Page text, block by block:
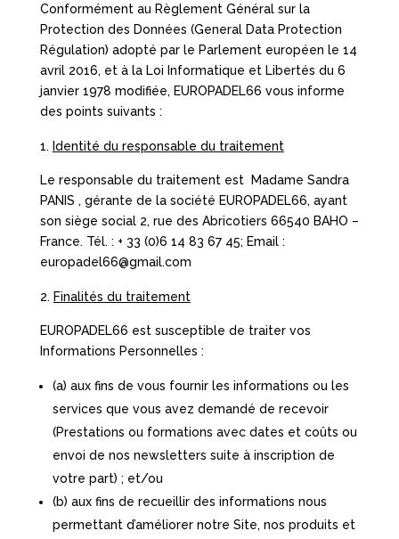
Conformément au Règlement Général sur la
Protection des Données (General Data Protection
Régulation) adopté par le Parlement européen le 14
avril 2016, et à la Loi Informatique et Libertés du 6
janvier 1978 modifiée, EUROPADEL66 vous informe
des points suivants :
Identité du responsable du traitement
Le responsable du traitement est Madame Sandra
PANIS , gérante de la société EUROPADEL66, ayant
son siège social 2, rue des Abricotiers 66540 BAHO –
France. Tél. : + 33 (0)6 14 83 67 45; Email :
europadel66@gmail.com
Finalités du traitement
EUROPADEL66 est susceptible de traiter vos
Informations Personnelles :
(a) aux fins de vous fournir les informations ou les
services que vous avez demandé de recevoir
(Prestations ou formations avec dates et coûts ou
envoi de nos newsletters suite à inscription de
votre part) ; et/ou
(b) aux fins de recueillir des informations nous
permettant d’améliorer notre Site, nos produits et